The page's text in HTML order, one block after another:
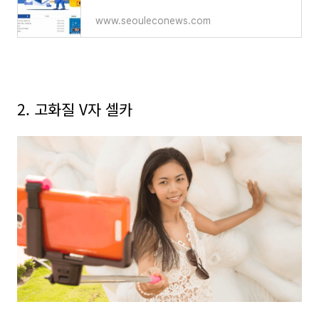
www.seouleconews.com
2. 고화질 V자 셀카